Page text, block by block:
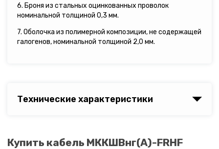
6. Броня из стальных оцинкованных проволок
номинальной толщиной 0,3 мм.
7. Оболочка из полимерной композиции, не содержащей
галогенов, номинальной толщиной 2,0 мм.
Технические характеристики
Купить кабель МККШВнг(A)-FRHF